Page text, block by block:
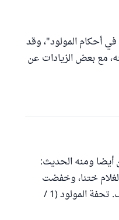
في أحكام المولود"، وقد
مع بعض الزيادات عن
أيضا ومنه الحديث:
ختنا، وخفضت
الجارية خفضا، ويسمى في الذكر إعذارا أيضا، وغير المعذور يسمى أغلف وأقلف. تحفة المولود (1 /